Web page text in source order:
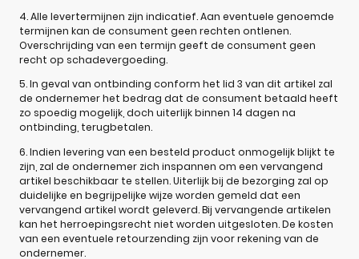
4. Alle levertermijnen zijn indicatief. Aan eventuele genoemde
termijnen kan de consument geen rechten ontlenen.
Overschrijding van een termijn geeft de consument geen
recht op schadevergoeding.
5. In geval van ontbinding conform het lid 3 van dit artikel zal
de ondernemer het bedrag dat de consument betaald heeft
zo spoedig mogelijk, doch uiterlijk binnen 14 dagen na
ontbinding, terugbetalen.
6. Indien levering van een besteld product onmogelijk blijkt te
zijn, zal de ondernemer zich inspannen om een vervangend
artikel beschikbaar te stellen. Uiterlijk bij de bezorging zal op
duidelijke en begrijpelijke wijze worden gemeld dat een
vervangend artikel wordt geleverd. Bij vervangende artikelen
kan het herroepingsrecht niet worden uitgesloten. De kosten
van een eventuele retourzending zijn voor rekening van de
ondernemer.